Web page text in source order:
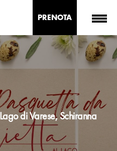
PRENOTA
di Varese, Schiranna